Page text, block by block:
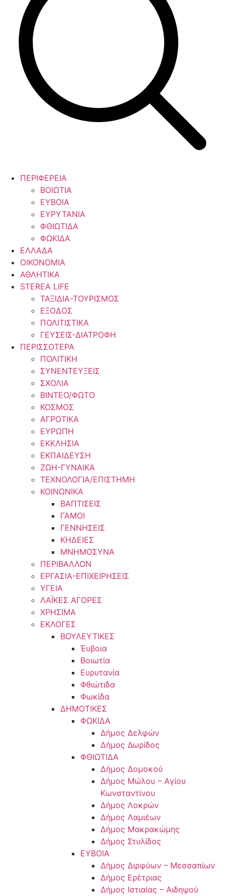
ΠΕΡΙΦΕΡΕΙΑ
ΒΟΙΩΤΙΑ
ΕΥΒΟΙΑ
ΕΥΡΥΤΑΝΙΑ
ΦΘΙΩΤΙΔΑ
ΦΩΚΙΔΑ
ΕΛΛΑΔΑ
ΟΙΚΟΝΟΜΙΑ
ΑΘΛΗΤΙΚΑ
STEREA LIFE
ΤΑΞΙΔΙΑ-ΤΟΥΡΙΣΜΟΣ
ΕΞΟΔΟΣ
ΠΟΛΙΤΙΣΤΙΚΑ
ΓΕΥΣΕΙΣ-ΔΙΑΤΡΟΦΗ
ΠΕΡΙΣΣΟΤΕΡΑ
ΠΟΛΙΤΙΚΗ
ΣΥΝΕΝΤΕΥΞΕΙΣ
ΣΧΟΛΙΑ
ΒΙΝΤΕΟ/ΦΩΤΟ
ΚΟΣΜΟΣ
ΑΓΡΟΤΙΚΑ
ΕΥΡΩΠΗ
ΕΚΚΛΗΣΙΑ
ΕΚΠΑΙΔΕΥΣΗ
ΖΩΗ-ΓΥΝΑΙΚΑ
ΤΕΧΝΟΛΟΓΙΑ/ΕΠΙΣΤΗΜΗ
ΚΟΙΝΩΝΙΚΑ
ΒΑΠΤΙΣΕΙΣ
ΓΑΜΟΙ
ΓΕΝΝΗΣΕΙΣ
ΚΗΔΕΙΕΣ
ΜΝΗΜΟΣΥΝΑ
ΠΕΡΙΒΑΛΛΟΝ
ΕΡΓΑΣΙΑ-ΕΠΙΧΕΙΡΗΣΕΙΣ
ΥΓΕΙΑ
ΛΑΪΚΕΣ ΑΓΟΡΕΣ
ΧΡΗΣΙΜΑ
ΕΚΛΟΓΕΣ
ΒΟΥΛΕΥΤΙΚΕΣ
Έυβοια
Βοιωτία
Ευρυτανία
Φθιώτιδα
Φωκίδα
ΔΗΜΟΤΙΚΕΣ
ΦΩΚΙΔΑ
Δήμος Δελφών
Δήμος Δωρίδος
ΦΘΙΩΤΙΔΑ
Δήμος Δομοκού
Δήμος Μώλου – Αγίου
Κωνσταντίνου
Δήμος Λοκρών
Δήμος Λαμιέων
Δήμος Μακρακώμης
Δήμος Στυλίδος
ΕΥΒΟΙΑ
Δήμος Διρφύων – Μεσσαπίων
Δήμος Ερέτριας
Δήμος Ιστιαίας – Αιδηψού